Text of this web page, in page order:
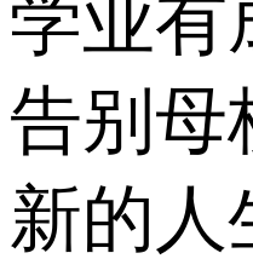
学业有
告别母
新的人